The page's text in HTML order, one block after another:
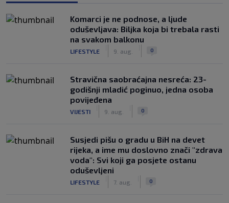
Komarci je ne podnose, a ljude
oduševljava: Biljka koja bi trebala rasti
na svakom balkonu
LIFESTYLE 9. aug. 0
Stravična saobraćajna nesreća: 23-
godišnji mladić poginuo, jedna osoba
povijeđena
VIJESTI 9. aug. 0
Susjedi pišu o gradu u BiH na devet
rijeka, a ime mu doslovno znači "zdrava
voda": Svi koji ga posjete ostanu
oduševljeni
LIFESTYLE 7. aug. 0